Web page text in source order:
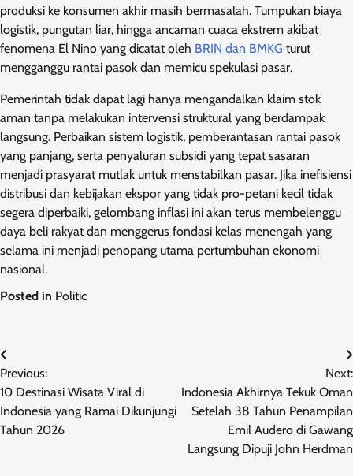
produksi ke konsumen akhir masih bermasalah. Tumpukan biaya
logistik, pungutan liar, hingga ancaman cuaca ekstrem akibat
fenomena El Nino yang dicatat oleh BRIN dan BMKG turut
mengganggu rantai pasok dan memicu spekulasi pasar.
Pemerintah tidak dapat lagi hanya mengandalkan klaim stok
aman tanpa melakukan intervensi struktural yang berdampak
langsung. Perbaikan sistem logistik, pemberantasan rantai pasok
yang panjang, serta penyaluran subsidi yang tepat sasaran
menjadi prasyarat mutlak untuk menstabilkan pasar. Jika inefisiensi
distribusi dan kebijakan ekspor yang tidak pro-petani kecil tidak
segera diperbaiki, gelombang inflasi ini akan terus membelenggu
daya beli rakyat dan menggerus fondasi kelas menengah yang
selama ini menjadi penopang utama pertumbuhan ekonomi
nasional.
Posted in Politic
Post
navigation
Previous:
10 Destinasi Wisata Viral di
Indonesia yang Ramai Dikunjungi
Tahun 2026
Next:
Indonesia Akhirnya Tekuk Oman
Setelah 38 Tahun Penampilan
Emil Audero di Gawang
Langsung Dipuji John Herdman